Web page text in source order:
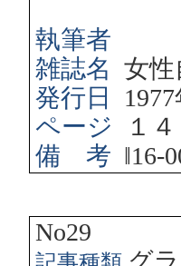
執筆者
雑誌名 女性
発行日
1977
ページ
１
備 考 ‖16-
No29